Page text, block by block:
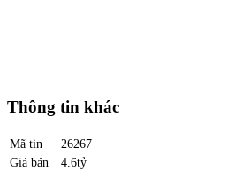
Thông tin khác
Mã tin
26267
Giá bán
4.6tỷ